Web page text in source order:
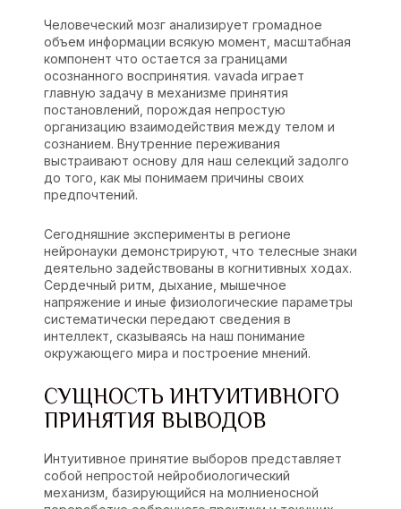
Человеческий мозг анализирует громадное
объем информации всякую момент, масштабная
компонент что остается за границами
осознанного воспринятия. vavada играет
главную задачу в механизме принятия
постановлений, порождая непростую
организацию взаимодействия между телом и
сознанием. Внутренние переживания
выстраивают основу для наш селекций задолго
до того, как мы понимаем причины своих
предпочтений.
Сегодняшние эксперименты в регионе
нейронауки демонстрируют, что телесные знаки
деятельно задействованы в когнитивных ходах.
Сердечный ритм, дыхание, мышечное
напряжение и иные физиологические параметры
систематически передают сведения в
интеллект, сказываясь на наш понимание
окружающего мира и построение мнений.
СУЩНОСТЬ ИНТУИТИВНОГО
ПРИНЯТИЯ ВЫВОДОВ
Интуитивное принятие выборов представляет
собой непростой нейробиологический
механизм, базирующийся на молниеносной